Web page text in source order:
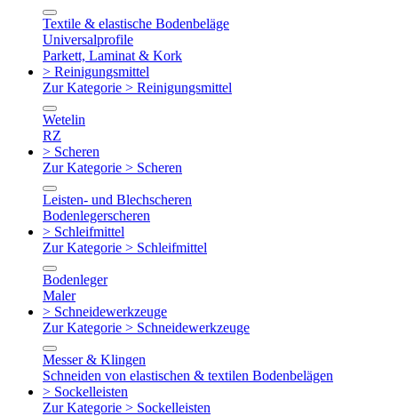
Textile & elastische Bodenbeläge
Universalprofile
Parkett, Laminat & Kork
> Reinigungsmittel
Zur Kategorie > Reinigungsmittel
Wetelin
RZ
> Scheren
Zur Kategorie > Scheren
Leisten- und Blechscheren
Bodenlegerscheren
> Schleifmittel
Zur Kategorie > Schleifmittel
Bodenleger
Maler
> Schneidewerkzeuge
Zur Kategorie > Schneidewerkzeuge
Messer & Klingen
Schneiden von elastischen & textilen Bodenbelägen
> Sockelleisten
Zur Kategorie > Sockelleisten